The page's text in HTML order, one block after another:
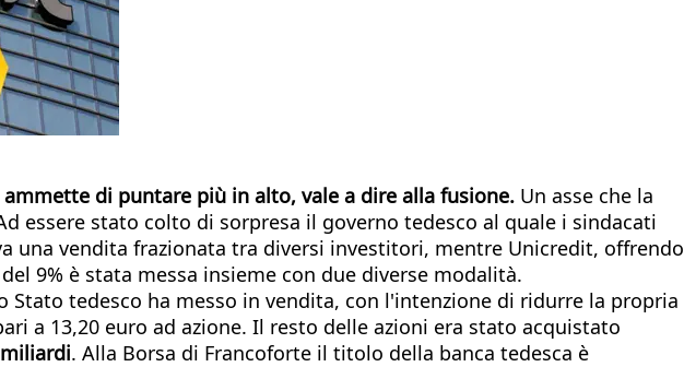
di puntare più in alto, vale a dire alla fusione. Un asse che la
essere stato colto di sorpresa il governo tedesco al quale i sindacati
una vendita frazionata tra diversi investitori, mentre Unicredit, offrendo
9% è stata messa insieme con due diverse modalità.
tedesco ha messo in vendita, con l'intenzione di ridurre la propria
a 13,20 euro ad azione. Il resto delle azioni era stato acquistato
. Alla Borsa di Francoforte il titolo della banca tedesca è